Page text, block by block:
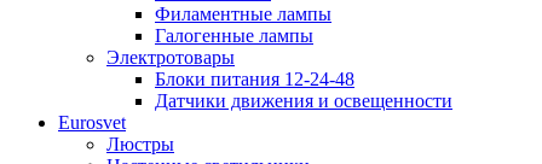
Филаментные лампы
Галогенные лампы
Электротовары
Блоки питания 12-24-48
Датчики движения и освещенности
Eurosvet
Люстры